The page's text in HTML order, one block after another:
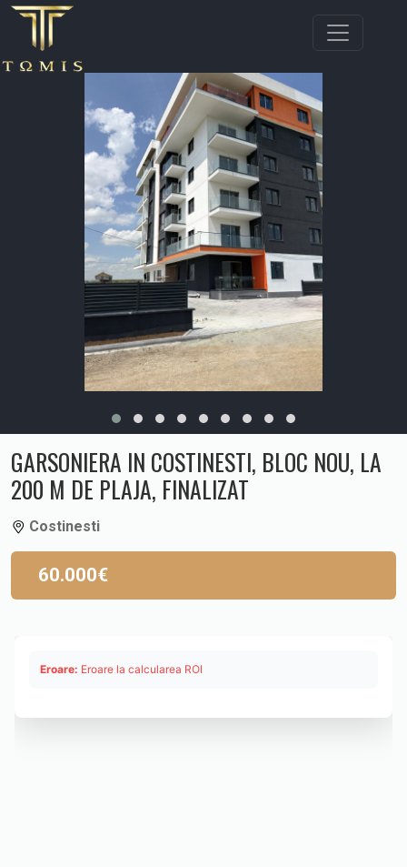
GARSONIERA IN COSTINESTI, BLOC NOU, LA
200 M DE PLAJA, FINALIZAT
Costinesti
60.000€